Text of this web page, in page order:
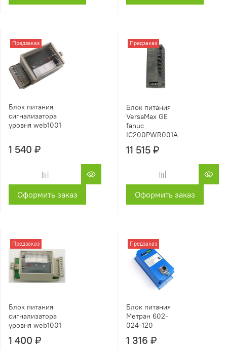
Предзаказ
Блок питания
сигнализатора
уровня web1001
-
1 540 ₽
Оформить заказ
Предзаказ
Блок питания
VersaMax GE
fanuc
IC200PWR001A
11 515 ₽
Оформить заказ
Предзаказ
Блок питания
сигнализатора
уровня web1001
1 400 ₽
Предзаказ
Блок питания
Метран 602-
024-120
1 316 ₽